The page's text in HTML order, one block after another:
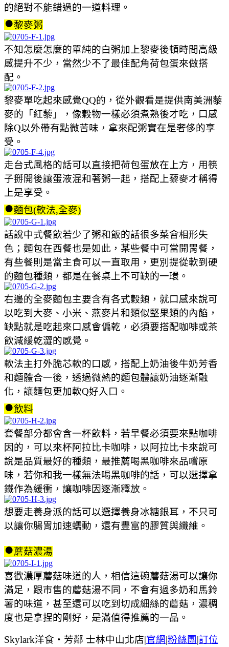
的絕對不能錯過的一道料理。
●黎麥粥
不知怎麼怎麼的單純的白粥加上黎麥後頓時間高級
感提升不少，當然少不了最佳配角荷包蛋來做搭
配。
黎麥單吃起來感覺QQ的，從外觀看是提供南美洲藜
麥的「紅藜」，像穀物一樣必須煮熟後才吃，口感
除Q以外帶有點微苦味，拿來配粥實在是奢侈的享
受。
走台式風格的話可以直接把荷包蛋放在上方，用筷
子掰開後讓蛋液混和著粥一起，搭配上藜麥才稱得
上是享受。
●麵包(軟法,全麥)
話說中式餐飲若少了粥和飯的話很多菜會相形失
色；麵包在西餐也是如此，某些餐中可當開胃餐，
有些餐則是當主食可以一直取用，更別提從軟到硬
的麵包種類，都是在餐桌上不可缺的一環。
右邊的全麥麵包主要含有各式穀類，就口感來說可
以吃到大麥、小米、燕麥片和類似堅果類的內餡，
缺點就是吃起來口感會偏乾，必須要搭配咖啡或茶
飲減緩乾澀的感覺。
軟法主打外脆芯軟的口感，搭配上奶油後牛奶芳香
和麵體合一後，透過微熱的麵包體讓奶油逐漸融
化，讓麵包更加軟Q好入口。
●飲料
套餐部分都會含一杯飲料，若早餐必須要來點咖啡
因的，可以來杯阿拉比卡咖啡，以阿拉比卡來說可
說是品質最好的種類，最推薦喝黑咖啡來品嚐原
味，若你和我一樣無法喝黑咖啡的話，可以選擇拿
鐵作為緩衝，讓咖啡因逐漸釋放。
想要走養身派的話可以選擇養身冰糖銀耳，不只可
以讓你腸胃加速蠕動，還有豐富的膠質與纖維。
●蘑菇濃湯
喜歡濃厚蘑菇味道的人，相信這碗蘑菇湯可以讓你
滿足，跟市售的蘑菇湯不同，不會有過多奶和馬鈴
薯的味道，甚至還可以吃到切成細絲的蘑菇，濃稠
度也是拿捏的剛好，是滿值得推薦的一品。
Skylark洋食‧芳鄰 士林中山北店|官網|粉絲團 |訂位